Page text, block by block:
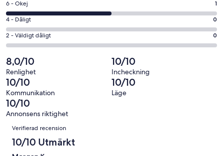
i
betyg.
av
2
recensioner
Bra
i
betyg.
0
2
recensioner
6
-
Okej
i
betyg.
1
av
2
recensioner
6 - Okej 1
4
-
Dåligt
betyg.
0
av
2
recensioner
4 - Dåligt 0
2
-
Väldigt
dåligt
i
betyg.
0
av
recensioner
2 - Väldigt dåligt 0
8,0/10
Renlighet
10/10
Incheckning
10/10
Kommunikation
10/10
Läge
10/10
Annonsens riktighet
Recensioner
Verifierad recension
10/10 Utmärkt